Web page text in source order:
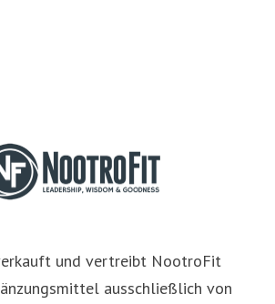
und vertreibt NootroFit
ausschließlich von